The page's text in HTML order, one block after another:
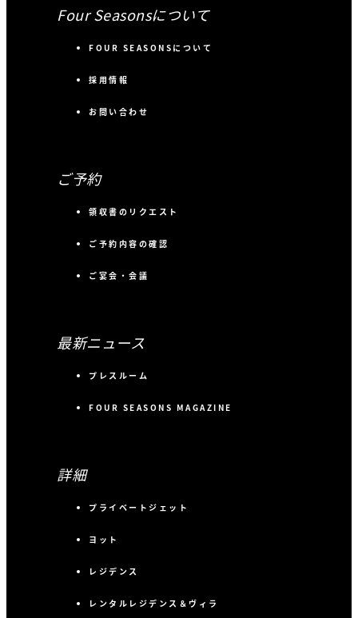
Four Seasonsについて
FOUR SEASONSについて
採用情報
お問い合わせ
ご予約
領収書のリクエスト
ご予約内容の確認
ご宴会・会議
最新ニュース
プレスルーム
FOUR SEASONS MAGAZINE
詳細
プライベートジェット
ヨット
レジデンス
レンタルレジデンス＆ヴィラ